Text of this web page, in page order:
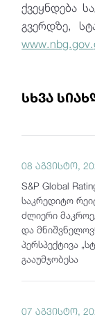
ქვეყნდება
გვერდზე,
სხვა
08 აგვისტო,
S&P Global
საკრედიტო
ძლიერი
და
პერსპექტივა
გააუმჯობესა
07 აგვისტო,